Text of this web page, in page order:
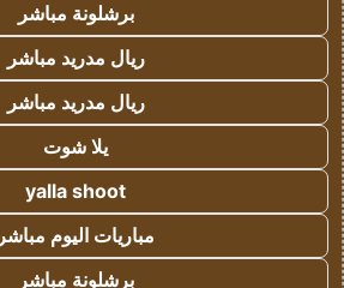
برشلونة مباشر
ريال مدريد مباشر
ريال مدريد مباشر
يلا شوت
yalla shoot
مباريات اليوم مباشر
برشلونة مباشر